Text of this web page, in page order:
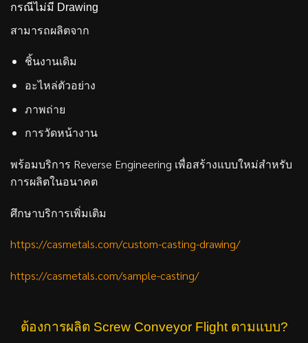
กรณีไม่มี Drawing
สามารถผลิตจาก
ชิ้นงานเดิม
อะไหล่ตัวอย่าง
ภาพถ่าย
การวัดหน้างาน
พร้อมบริการ Reverse Engineering เพื่อสร้างแบบใหม่สำหรับ
การผลิตในอนาคต
ศึกษาบริการเพิ่มเติม
https://casmetals.com/custom-casting-drawing/
https://casmetals.com/sample-casting/
ต้องการผลิต Screw Conveyor Flight ตามแบบ?